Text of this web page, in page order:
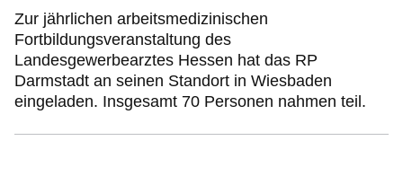
Zur jährlichen arbeitsmedizinischen
Fortbildungsveranstaltung des
Landesgewerbearztes Hessen hat das RP
Darmstadt an seinen Standort in Wiesbaden
eingeladen. Insgesamt 70 Personen nahmen teil.